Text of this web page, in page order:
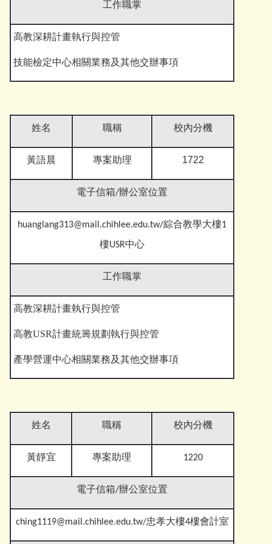
工作職掌
高教深耕計畫執行與控管
技能檢定中心相關業務及其他交辦事項
姓名 職稱 校內分機
黃語晨 專案助理 1722
電子信箱/辦公室位置
huanglang313@mail.chihlee.edu.tw/綜合教學大樓1
樓USR中心
工作職掌
高教深耕計畫執行與控管
高教USR計畫統籌規劃執行與控管
產學營運中心相關業務及其他交辦事項
姓名 職稱 校內分機
黃靜宜 專案助理 1220
電子信箱/辦公室位置
ching1119@mail.chihlee.edu.tw/忠孝大樓4樓會計室